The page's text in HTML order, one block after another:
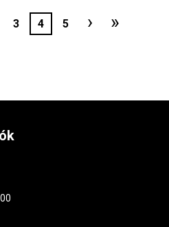
Oldal
3
Jelenlegi
oldal
4 Oldal
5 ›
Utolsó
»